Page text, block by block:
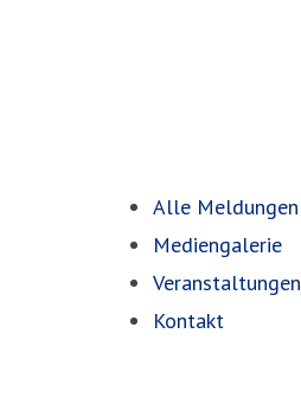
Alle Meldungen
Mediengalerie
Veranstaltungen
Kontakt